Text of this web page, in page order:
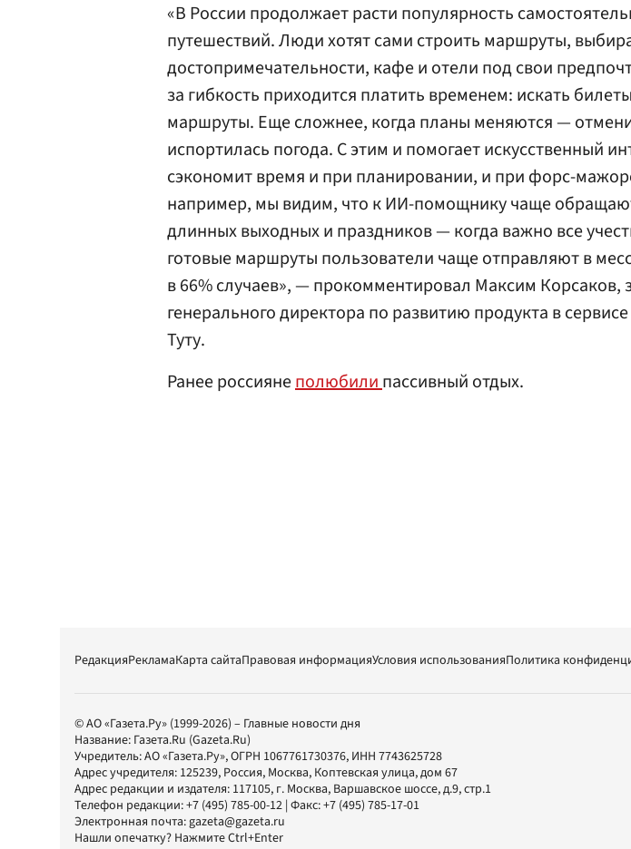
«В России продолжает расти популярность
путешествий. Люди хотят сами строить маршруты,
достопримечательности, кафе и отели под свои
за гибкость приходится платить временем: искать
маршруты. Еще сложнее, когда планы меняются —
испортилась погода. С этим и помогает искусственный
сэкономит время и при планировании, и при форс-
например, мы видим, что к ИИ-помощнику чаще
длинных выходных и праздников — когда важно все
готовые маршруты пользователи чаще отправляют в
в 66% случаев», — прокомментировал Максим Корсаков,
генерального директора по развитию продукта в
Туту.
Ранее россиянеполюбилипассивный отдых.
РедакцияРекламаКарта сайтаПравовая информацияУсловия использованияПолитика
© АО «Газета.Ру» (1999-2026) – Главные новости дня
Название: Газета.Ru (Gazeta.Ru)
Учредитель:АО «Газета.Ру», ОГРН 1067761730376, ИНН 7743625728
Адрес учредителя: 125239, Россия, Москва, Коптевская улица, дом 67
Адрес редакции и издателя: 117105, г. Москва, Варшавское шоссе, д.9, стр.1
Телефон редакции:+7 (495) 785-00-12 | Факс:+7 (495) 785-17-01
Электронная почта:gazeta@gazeta.ru
Нашли опечатку? Нажмите Ctrl+Enter